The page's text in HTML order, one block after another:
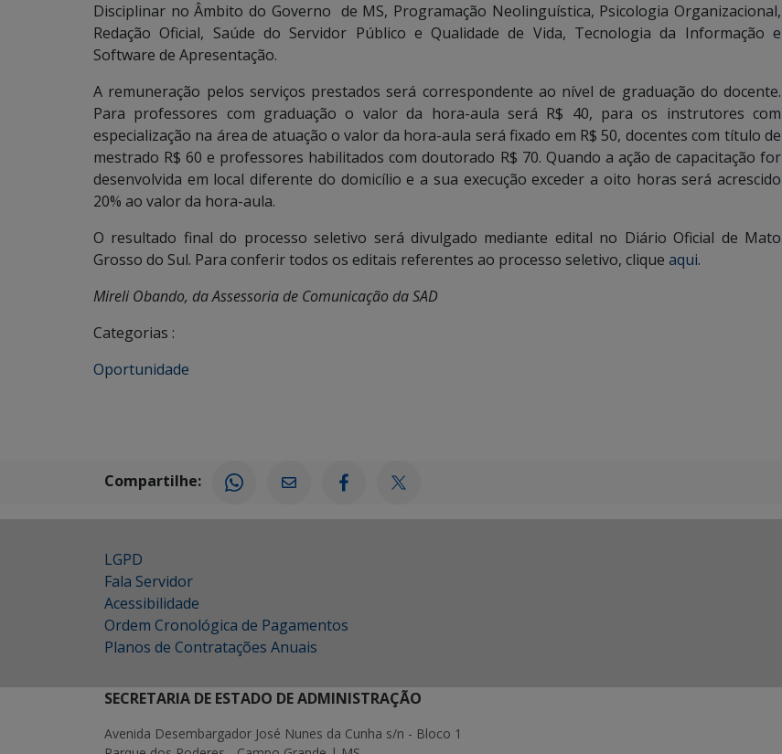
Disciplinar no Âmbito do Governo de MS, Programação Neolinguística, Psicologia Organizacional,
Redação Oficial, Saúde do Servidor Público e Qualidade de Vida, Tecnologia da Informação e
Software de Apresentação.
A remuneração pelos serviços prestados será correspondente ao nível de graduação do docente.
Para professores com graduação o valor da hora-aula será R$ 40, para os instrutores com
especialização na área de atuação o valor da hora-aula será fixado em R$ 50, docentes com título de
mestrado R$ 60 e professores habilitados com doutorado R$ 70. Quando a ação de capacitação for
desenvolvida em local diferente do domicílio e a sua execução exceder a oito horas será acrescido
20% ao valor da hora-aula.
O resultado final do processo seletivo será divulgado mediante edital no Diário Oficial de Mato
Grosso do Sul. Para conferir todos os editais referentes ao processo seletivo, clique aqui.
Mireli Obando, da Assessoria de Comunicação da SAD
Categorias :
Oportunidade
Compartilhe:
LGPD
Fala Servidor
Acessibilidade
Ordem Cronológica de Pagamentos
Planos de Contratações Anuais
SECRETARIA DE ESTADO DE ADMINISTRAÇÃO
Avenida Desembargador José Nunes da Cunha s/n - Bloco 1